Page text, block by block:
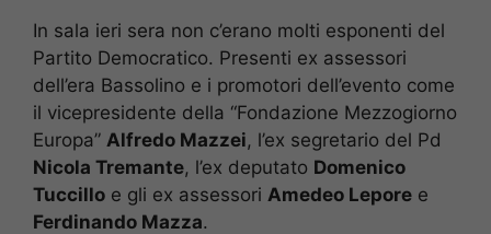
In sala ieri sera non c’erano molti esponenti del
Partito Democratico. Presenti ex assessori
dell’era Bassolino e i promotori dell’evento come
il vicepresidente della “Fondazione Mezzogiorno
Europa” Alfredo Mazzei, l’ex segretario del Pd
Nicola Tremante, l’ex deputato Domenico
Tuccillo e gli ex assessori Amedeo Lepore e
Ferdinando Mazza.